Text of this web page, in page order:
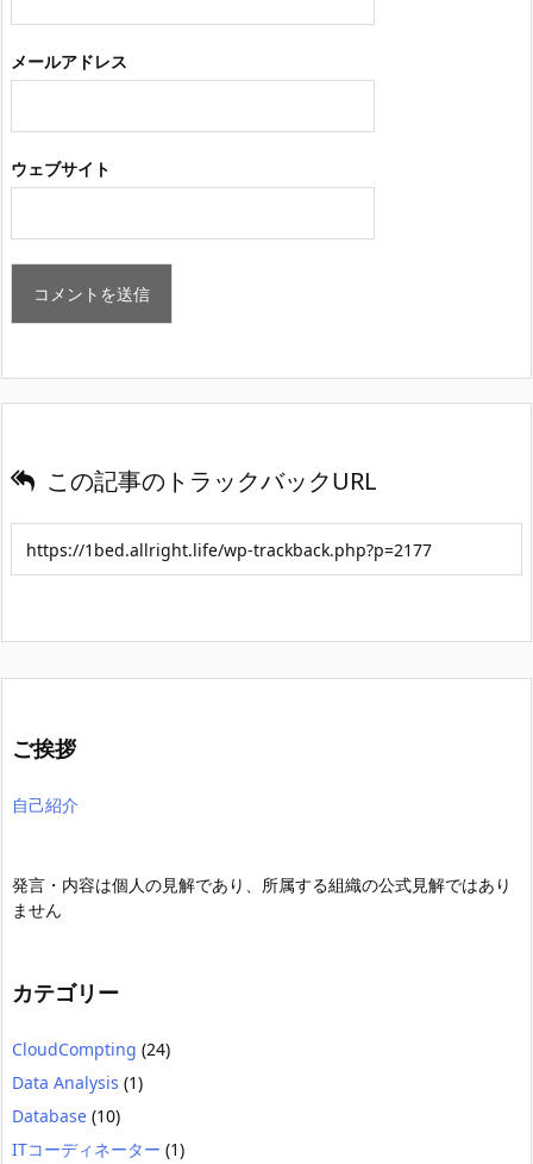
メールアドレス
ウェブサイト
この記事のトラックバックURL
ご挨拶
自己紹介
発言・内容は個人の見解であり、所属する組織の公式見解ではあり
ません
カテゴリー
CloudCompting (24)
Data Analysis (1)
Database (10)
ITコーディネーター (1)